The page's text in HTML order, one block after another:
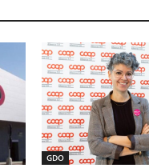
GDO